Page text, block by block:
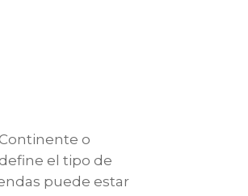
o
el tipo de
puede estar